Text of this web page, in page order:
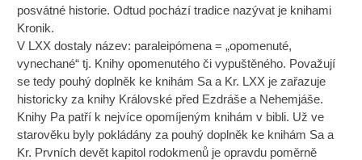
posvátné historie. Odtud pochází tradice nazývat je knihami
Kronik.
V LXX dostaly název: paraleipómena = „opomenuté,
vynechané“ tj. Knihy opomenutého či vypuštěného. Považují
se tedy pouhý doplněk ke knihám Sa a Kr. LXX je zařazuje
historicky za knihy Královské před Ezdráše a Nehemjáše.
Knihy Pa patří k nejvíce opomíjeným knihám v bibli. Už ve
starověku byly pokládány za pouhý doplněk ke knihám Sa a
Kr. Prvních devět kapitol rodokmenů je opravdu poměrně